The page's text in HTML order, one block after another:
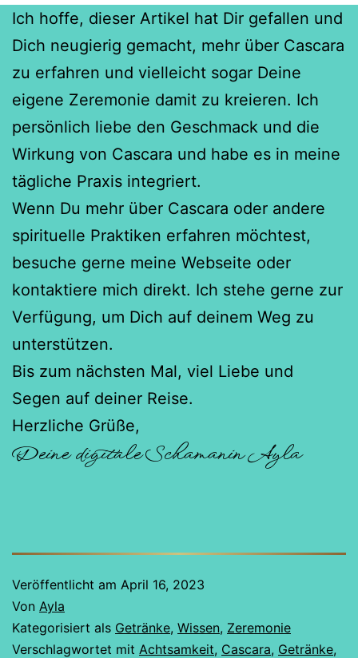
Ich hoffe, dieser Artikel hat Dir gefallen und
Dich neugierig gemacht, mehr über Cascara
zu erfahren und vielleicht sogar Deine
eigene Zeremonie damit zu kreieren. Ich
persönlich liebe den Geschmack und die
Wirkung von Cascara und habe es in meine
tägliche Praxis integriert.
Wenn Du mehr über Cascara oder andere
spirituelle Praktiken erfahren möchtest,
besuche gerne meine Webseite oder
kontaktiere mich direkt. Ich stehe gerne zur
Verfügung, um Dich auf deinem Weg zu
unterstützen.
Bis zum nächsten Mal, viel Liebe und
Segen auf deiner Reise.
Herzliche Grüße,
Deine digitale Schamanin Ayla
Veröffentlicht am April 16, 2023
Von Ayla
Kategorisiert als Getränke, Wissen, Zeremonie
Verschlagwortet mit Achtsamkeit, Cascara, Getränke,